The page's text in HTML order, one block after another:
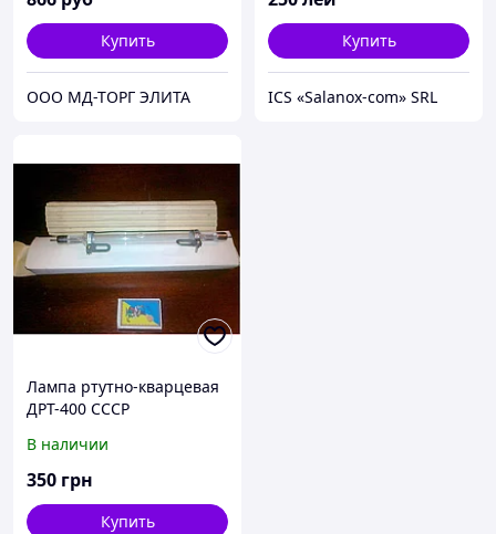
Купить
ООО МД-ТОРГ ЭЛИТА
Купить
ICS «Salanox-com» SRL
Лампа ртутно-кварцевая
ДРТ-400 СССР
В наличии
350 грн
Купить